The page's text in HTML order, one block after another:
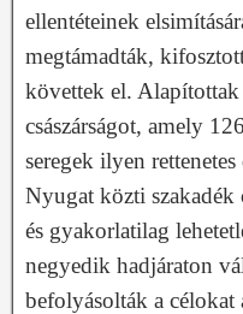
ellentéteinek
megtámadták,
követtek el.
császárságot, amely
seregek ilyen
Nyugat közti
és gyakorlatilag
negyedik hadjáraton
befolyásolták a